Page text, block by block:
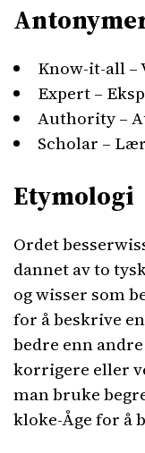
Know-it-all –
Expert –
Authority –
Scholar –
Etymologi
Ordet
dannet av to
og wisser som
for å beskrive
bedre enn
korrigere eller
man bruke
kloke-Åge for å